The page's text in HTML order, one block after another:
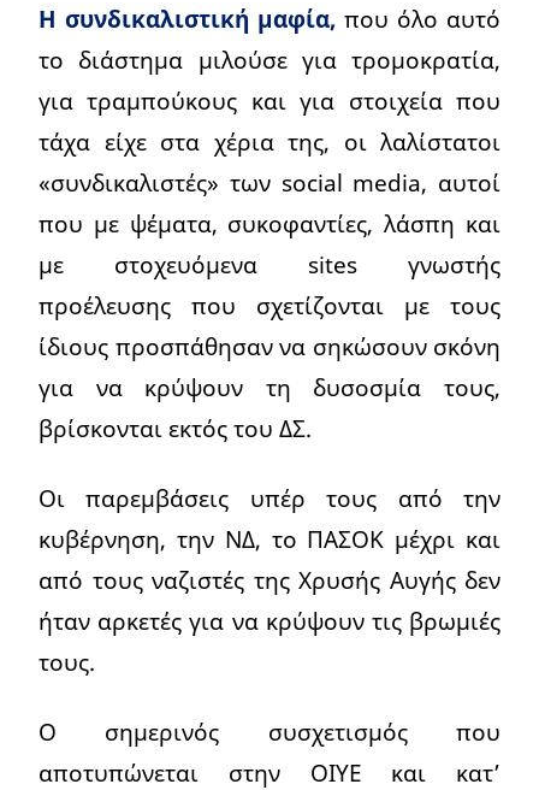
Η συνδικαλιστική μαφία, που όλο αυτό
το διάστημα μιλούσε για τρομοκρατία,
για τραμπούκους και για στοιχεία που
τάχα είχε στα χέρια της, οι λαλίστατοι
«συνδικαλιστές» των social media, αυτοί
που με ψέματα, συκοφαντίες, λάσπη και
με στοχευόμενα sites γνωστής
προέλευσης που σχετίζονται με τους
ίδιους προσπάθησαν να σηκώσουν σκόνη
για να κρύψουν τη δυσοσμία τους,
βρίσκονται εκτός του ΔΣ.
Οι παρεμβάσεις υπέρ τους από την
κυβέρνηση, την ΝΔ, το ΠΑΣΟΚ μέχρι και
από τους ναζιστές της Χρυσής Αυγής δεν
ήταν αρκετές για να κρύψουν τις βρωμιές
τους.
Ο σημερινός συσχετισμός που
αποτυπώνεται στην ΟΙΥΕ και κατ’